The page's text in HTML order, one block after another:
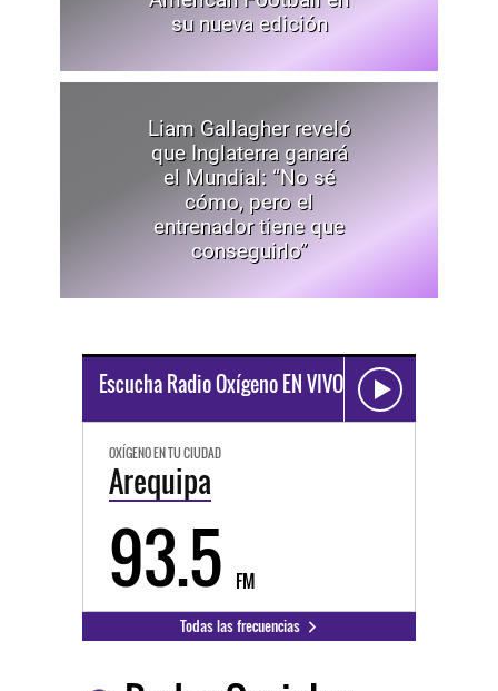
su nueva edición
Liam Gallagher reveló
que Inglaterra ganará
el Mundial: “No sé
cómo, pero el
entrenador tiene que
conseguirlo”
Escucha Radio Oxígeno EN VIVO
OXÍGENO EN TU CIUDAD
Arequipa
93.5 FM
Todas las frecuencias